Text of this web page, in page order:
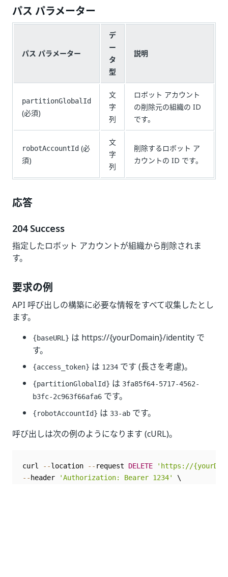
パス パラメーター
パス パラメーター
デ
ー
タ
型
説明
partitionGlobalId
(必須)
文
字
列
ロボット アカウント
の削除元の組織の ID
です。
robotAccountId (必
須)
文
字
列
削除するロボット ア
カウントの ID です。
応答
204 Success
指定したロボット アカウントが組織から削除されま
す。
要求の例
API 呼び出しの構築に必要な情報をすべて収集したとし
ます。
{baseURL} は https://{yourDomain}/identity で
す。
{access_token} は 1234 です (長さを考慮)。
{partitionGlobalId} は 3fa85f64-5717-4562-
b3fc-2c963f66afa6 です。
{robotAccountId} は 33-ab です。
呼び出しは次の例のようになります (cURL)。
curl --location -- request DELETE
'https://
-- header 'Authorization: Bearer 1234'